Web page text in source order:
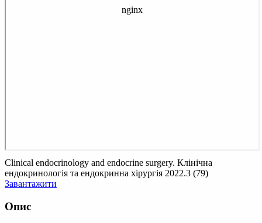
Clinical endocrinology and endocrine surgery. Клінічна
ендокринологія та ендокринна хірургія 2022.3 (79)
Завантажити
Опис